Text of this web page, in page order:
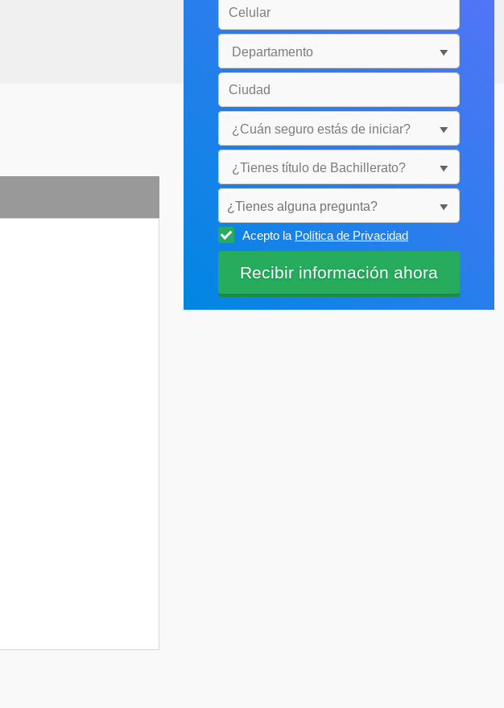
¿Tienes alguna pregunta?
Selecciónala
Acepto la Política de Privacidad